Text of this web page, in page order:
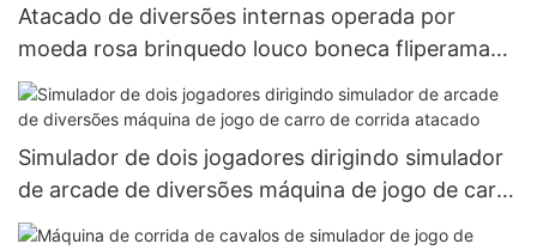
Atacado de diversões internas operada por
moeda rosa brinquedo louco boneca fliperama
máquina de jogo de guindaste de garra de venda
automática
Simulador de dois jogadores dirigindo simulador
de arcade de diversões máquina de jogo de carro
de corrida atacado